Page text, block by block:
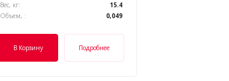
Вес, кг:
15.4
Объем, :
0,049
В Корзину Подробнее